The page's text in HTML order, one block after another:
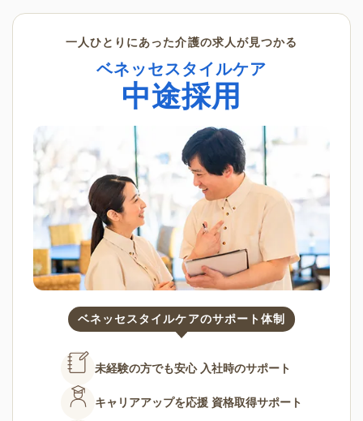
一人ひとりにあった介護の求人が見つかる
ベネッセスタイルケア
中途採用
ベネッセスタイルケアのサポート体制
未経験の方でも安心 入社時のサポート
キャリアアップを応援 資格取得サポート